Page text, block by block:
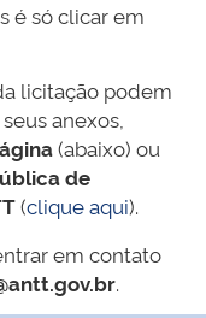
é só clicar em
licitação podem
anexos,
(abaixo) ou
de
(clique aqui).
em contato
.